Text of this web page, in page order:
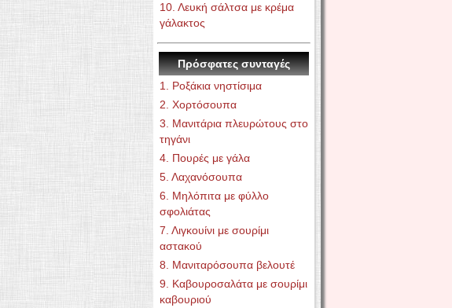
10. Λευκή σάλτσα με κρέμα
γάλακτος
Πρόσφατες συνταγές
1. Ροξάκια νηστίσιμα
2. Χορτόσουπα
3. Μανιτάρια πλευρώτους στο
τηγάνι
4. Πουρές με γάλα
5. Λαχανόσουπα
6. Μηλόπιτα με φύλλο
σφολιάτας
7. Λιγκουίνι με σουρίμι
αστακού
8. Μανιταρόσουπα βελουτέ
9. Καβουροσαλάτα με σουρίμι
καβουριού